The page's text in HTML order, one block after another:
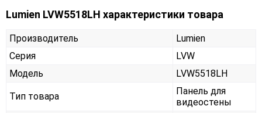
Lumien LVW5518LH характеристики товара
Производитель
Lumien
Серия
LVW
Модель
LVW5518LH
Тип товара
Панель для
видеостены